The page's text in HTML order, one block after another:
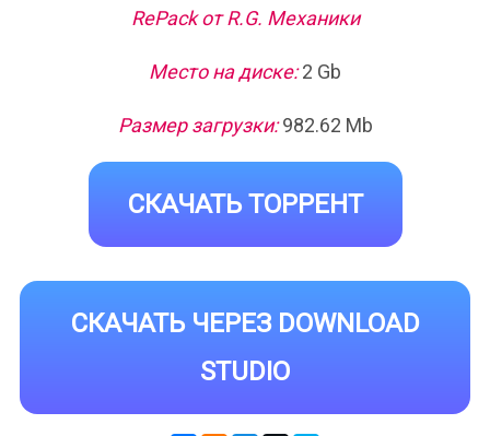
RePack от R.G. Механики
Место на диске:2 Gb
Размер загрузки:982.62 Mb
СКАЧАТЬ ТОРРЕНТ
СКАЧАТЬ ЧЕРЕЗ DOWNLOAD
STUDIO